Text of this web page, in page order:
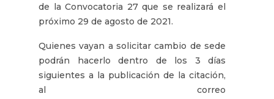
de la Convocatoria 27 que se realizará el
próximo 29 de agosto de 2021.
Quienes vayan a solicitar cambio de sede
podrán hacerlo dentro de los 3 días
siguientes a la publicación de la citación,
al correo